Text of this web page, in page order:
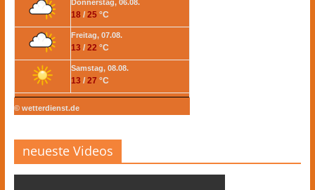
Donnerstag, 06.08.
18/ 25°C
Freitag, 07.08.
13 / 22 °C
Samstag, 08.08.
13 / 27 °C
© wetterdienst.de
neueste Videos